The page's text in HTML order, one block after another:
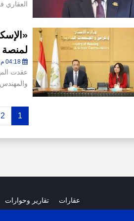
العقاري
لمنصة
04:18 م - الجمعة 26 يونيو 2026
عقدت
1
2
عقارات تقارير وحوارات